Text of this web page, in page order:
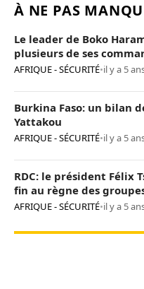
À NE PAS
Le leader de Boko
plusieurs de ses
AFRIQUE - SÉCURITÉ•il y a 5
Burkina Faso: un bilan
Yattakou
AFRIQUE - SÉCURITÉ•il y a 5
RDC: le président Félix
fin au règne des
AFRIQUE - SÉCURITÉ•il y a 5